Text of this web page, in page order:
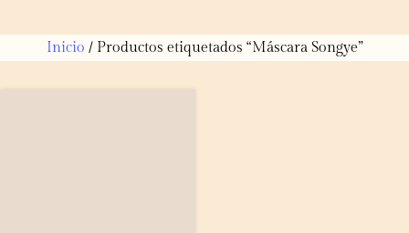
Inicio / Productos etiquetados “Máscara Songye”